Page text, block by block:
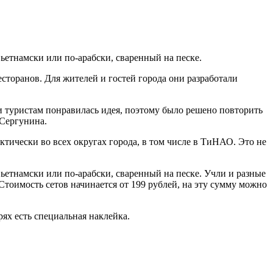
или по-арабски, сваренный на песке.
Для жителей и гостей города они разработали
понравилась идея, поэтому было решено повторить
во всех округах города, в том числе в ТиНАО. Это не
или по-арабски, сваренный на песке. Учли и разные
сетов начинается от 199 рублей, на эту сумму можно
есть специальная наклейка.